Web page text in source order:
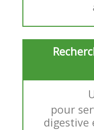
pour
digestive